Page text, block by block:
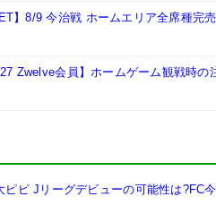
】8/9 今治戦 ホームエリア全席種完
27 Zwelve会員】ホームゲーム観戦時の
ピピ Jリーグデビューの可能性は?FC